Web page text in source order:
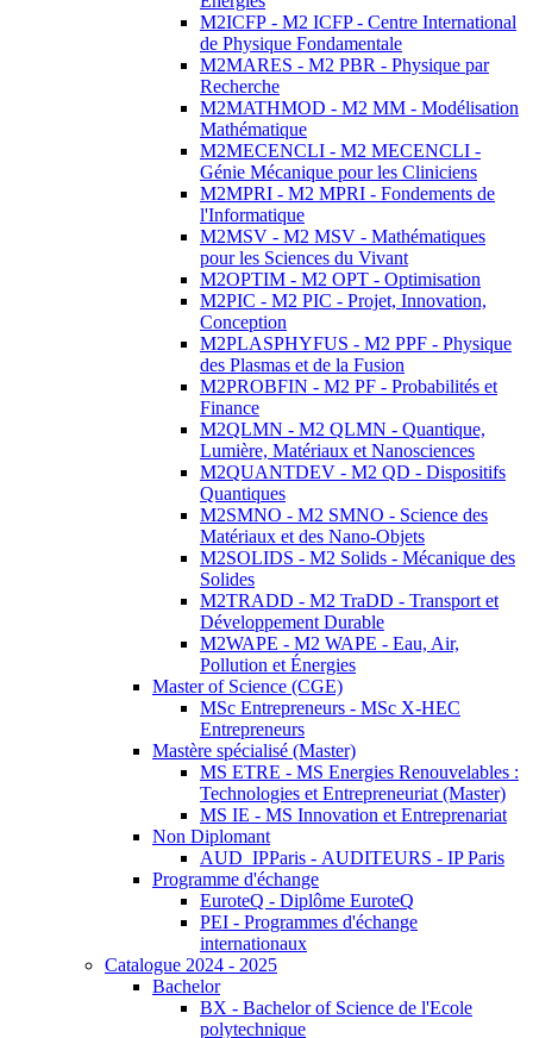
M2ICFP - M2 ICFP - Centre International
de Physique Fondamentale
M2MARES - M2 PBR - Physique par
Recherche
M2MATHMOD - M2 MM - Modélisation
Mathématique
M2MECENCLI - M2 MECENCLI -
Génie Mécanique pour les Cliniciens
M2MPRI - M2 MPRI - Fondements de
l'Informatique
M2MSV - M2 MSV - Mathématiques
pour les Sciences du Vivant
M2OPTIM - M2 OPT - Optimisation
M2PIC - M2 PIC - Projet, Innovation,
Conception
M2PLASPHYFUS - M2 PPF - Physique
des Plasmas et de la Fusion
M2PROBFIN - M2 PF - Probabilités et
Finance
M2QLMN - M2 QLMN - Quantique,
Lumière, Matériaux et Nanosciences
M2QUANTDEV - M2 QD - Dispositifs
Quantiques
M2SMNO - M2 SMNO - Science des
Matériaux et des Nano-Objets
M2SOLIDS - M2 Solids - Mécanique des
Solides
M2TRADD - M2 TraDD - Transport et
Développement Durable
M2WAPE - M2 WAPE - Eau, Air,
Pollution et Énergies
Master of Science (CGE)
MSc Entrepreneurs - MSc X-HEC
Entrepreneurs
Mastère spécialisé (Master)
MS ETRE - MS Energies Renouvelables :
Technologies et Entrepreneuriat (Master)
MS IE - MS Innovation et Entreprenariat
Non Diplomant
AUD_IPParis - AUDITEURS - IP Paris
Programme d'échange
EuroteQ - Diplôme EuroteQ
PEI - Programmes d'échange
internationaux
Catalogue 2024 - 2025
Bachelor
BX - Bachelor of Science de l'Ecole
polytechnique